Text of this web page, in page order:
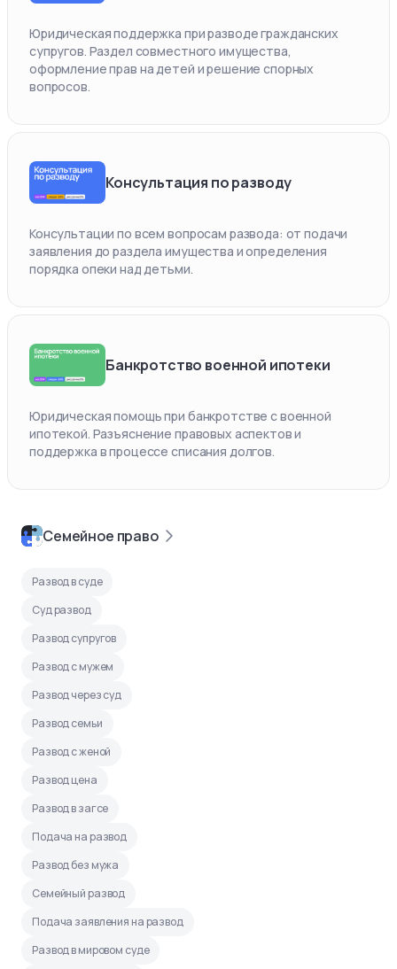
Юридическая поддержка при разводе гражданских
супругов. Раздел совместного имущества,
оформление прав на детей и решение спорных
вопросов.
Консультация по разводу
Консультации по всем вопросам развода: от подачи
заявления до раздела имущества и определения
порядка опеки над детьми.
Банкротство военной ипотеки
Юридическая помощь при банкротстве с военной
ипотекой. Разъяснение правовых аспектов и
поддержка в процессе списания долгов.
Семейное право
Развод в суде
Суд развод
Развод супругов
Развод с мужем
Развод через суд
Развод семьи
Развод с женой
Развод цена
Развод в загсе
Подача на развод
Развод без мужа
Семейный развод
Подача заявления на развод
Развод в мировом суде